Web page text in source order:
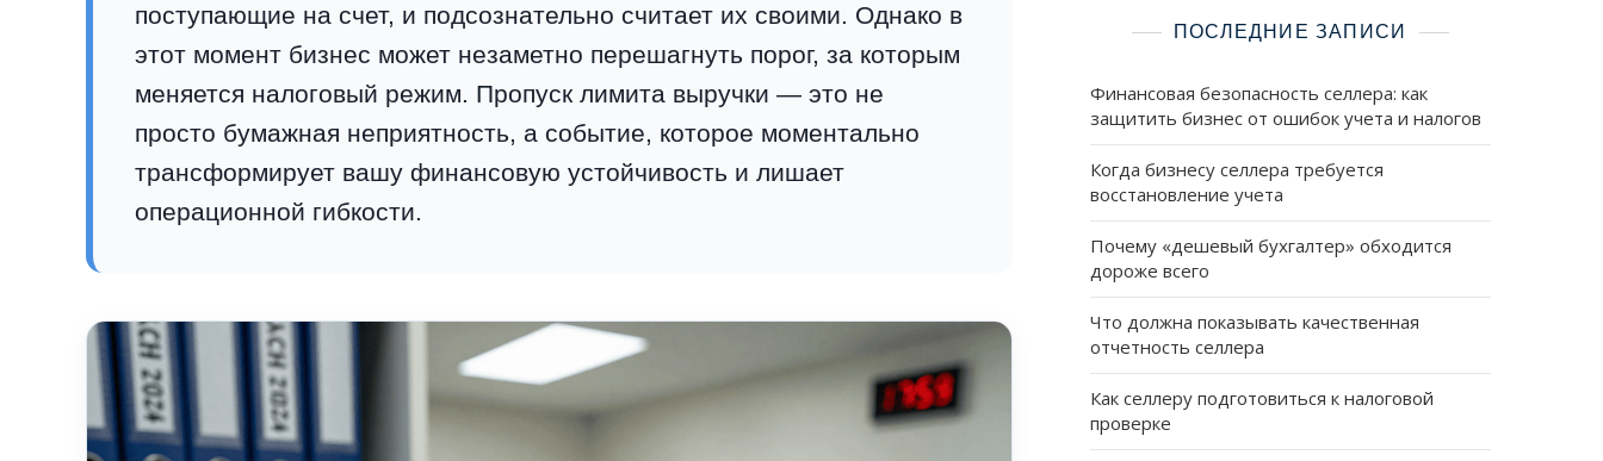
поступающие на счет, и подсознательно считает их своими. Однако в
этот момент бизнес может незаметно перешагнуть порог, за которым
меняется налоговый режим. Пропуск лимита выручки — это не
просто бумажная неприятность, а событие, которое моментально
трансформирует вашу финансовую устойчивость и лишает
операционной гибкости.
ПОСЛЕДНИЕ ЗАПИСИ
Финансовая безопасность селлера: как
защитить бизнес от ошибок учета и налогов
Когда бизнесу селлера требуется
восстановление учета
Почему «дешевый бухгалтер» обходится
дороже всего
Что должна показывать качественная
отчетность селлера
Как селлеру подготовиться к налоговой
проверке